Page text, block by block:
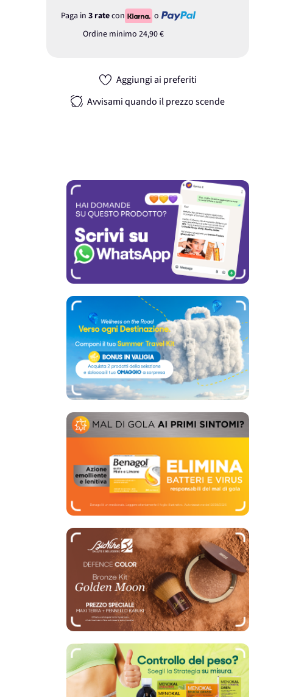
Paga in 3 ratecon
o
Ordine minimo 24,90 €
Aggiungi ai preferiti
Avvisami quando il prezzo scende